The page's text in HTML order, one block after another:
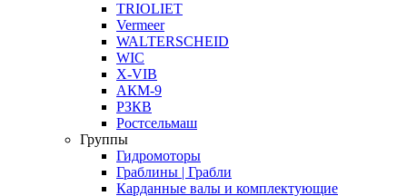
TRIOLIET
Vermeer
WALTERSCHEID
WIC
X-VIB
АКМ-9
РЗКВ
Ростсельмаш
Группы
Гидромоторы
Граблины | Грабли
Карданные валы и комплектующие